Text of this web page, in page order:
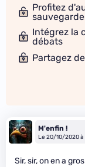
Profitez
Intégrez la
débats
Partagez
M'enfin !
Le 20/10/2020 à
Sir, sir, on en a